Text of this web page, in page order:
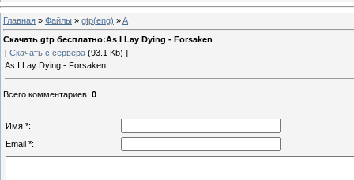
Главная » Файлы » gtp(eng) »A
Скачать gtp бесплатно:As I Lay Dying - Forsaken
[ Скачать с сервера (93.1 Kb) ]
As I Lay Dying - Forsaken
Всего комментариев: 0
Имя *:
Email *: